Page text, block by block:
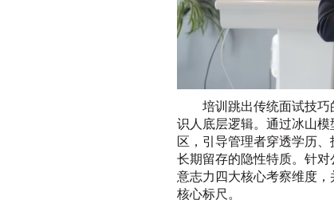
培训跳出传统面试技
识人底层逻辑。通过冰山
区，引导管理者穿透学历
长期留存的隐性特质。针对
意志力四大核心考察维度
核心标尺。